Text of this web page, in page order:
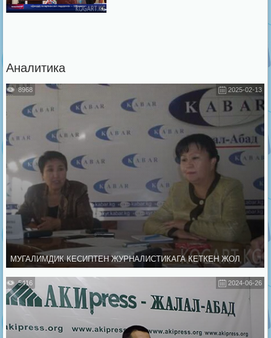
Аналитика
2025-02-13
8968
МУГАЛИМДИК КЕСИПТЕН ЖУРНАЛИСТИКАГА КЕТКЕН ЖОЛ
2024-06-26
5416